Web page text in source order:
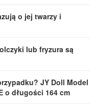
o jej twarzy i
lub fryzura są
JY Doll Model
o długości 164 cm